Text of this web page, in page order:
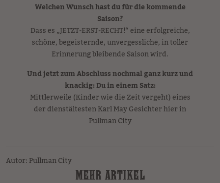
Welchen Wunsch hast du für die kommende
Saison?
Dass es „JETZT-ERST-RECHT!“ eine erfolgreiche,
schöne, begeisternde, unvergessliche, in toller
Erinnerung bleibende Saison wird.
Und jetzt zum Abschluss nochmal ganz kurz und
knackig: Du in einem Satz:
Mittlerweile (Kinder wie die Zeit vergeht) eines
der dienstältesten Karl May Gesichter hier in
Pullman City
Autor: Pullman City
MEHR ARTIKEL